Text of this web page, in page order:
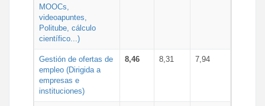
MOOCs,
videoapuntes,
Politube, cálculo
científico...)
Gestión de ofertas de
empleo (Dirigida a
empresas e
instituciones)
8,46 8,31 7,94